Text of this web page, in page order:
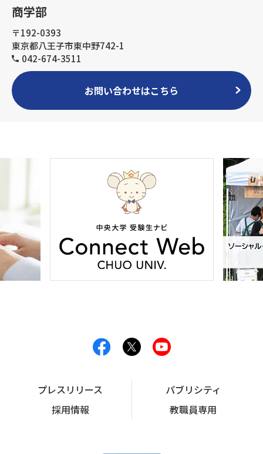
商学部
〒192-0393
東京都八王子市東中野742-1
042-674-3511
お問い合わせはこちら
プレスリリース
パブリシティ
採用情報
教職員専用